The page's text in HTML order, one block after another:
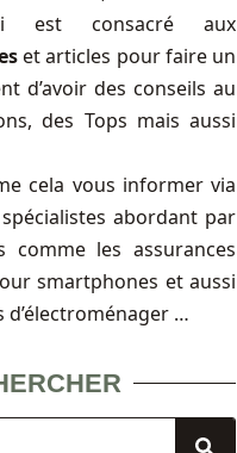
est consacré aux
et articles pour faire un
d’avoir des conseils au
des Tops mais aussi
cela vous informer via
abordant par
comme les assurances
smartphones et aussi
…